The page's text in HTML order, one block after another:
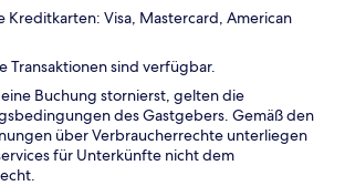
Kreditkarten: Visa, Mastercard, American
Transaktionen sind verfügbar.
Buchung stornierst, gelten die
des Gastgebers. Gemäß den
über Verbraucherrechte unterliegen
für Unterkünfte nicht dem